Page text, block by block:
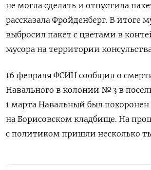
не могла сделать и отпустила
рассказала Фройденберг. В итоге
выбросил пакет с цветами в
мусора на территории
16 февраля ФСИН сообщил о
Навального в колонии № 3 в
1 марта Навальный был
на Борисовском кладбище. На
с политиком пришли несколько